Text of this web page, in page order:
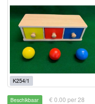
K254/1
Beschikbaar
€ 0.00 per 28